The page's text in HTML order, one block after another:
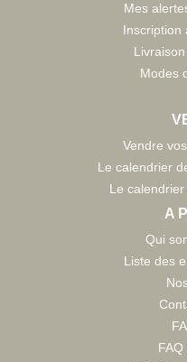
Mes
Inscription
Modes
Vendre
Le calendrier
Le
A
Qui
Liste des